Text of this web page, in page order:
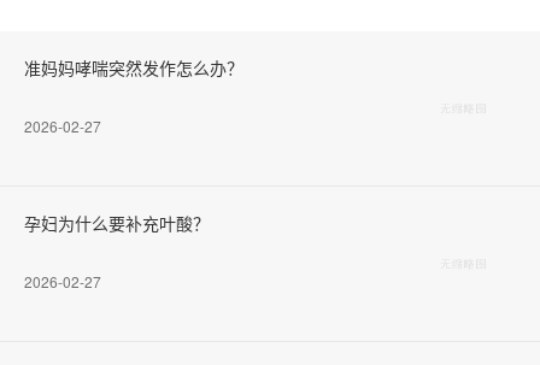
准妈妈哮喘突然发作怎么办？
2026-02-27
孕妇为什么要补充叶酸？
2026-02-27